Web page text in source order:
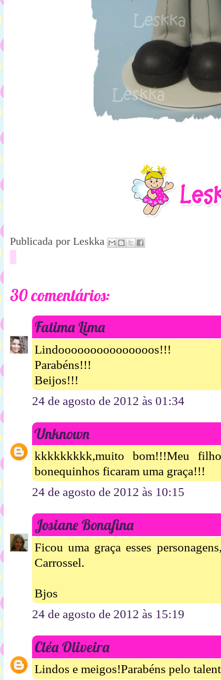
Publicada por Leskka
30 comentários:
Fatima Lima
Lindooooooooooooooos!!!
Parabéns!!!
Beijos!!!
24 de agosto de 2012 às 01:34
Unknown
kkkkkkkkk,muito bom!!!Meu
bonequinhos ficaram uma graça!!!
24 de agosto de 2012 às 10:15
Josiane Bonafina
Ficou uma graça esses
Carrossel.
Bjos
24 de agosto de 2012 às 15:19
Cléa Oliveira
Lindos e meigos!Parabéns pelo